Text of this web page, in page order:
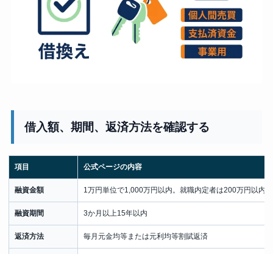
借入額、期間、返済方法を確認する
項目 公式ページの内容
融資金額 1万円単位で1,000万円以内。就職内定者は200万円以内
融資期間 3か月以上15年以内
返済方法 毎月元金均等または元利均等割賦返済